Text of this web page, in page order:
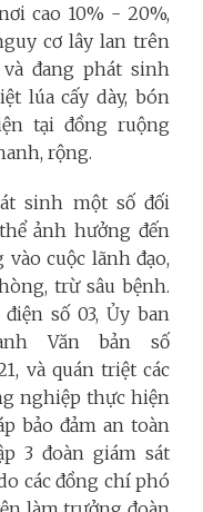
cao 10% - 20%,
cơ lây lan trên
đang phát sinh
lúa cấy dày, bón
tại đồng ruộng
rộng.
sinh một số đối
ảnh hưởng đến
cuộc lãnh đạo,
trừ sâu bệnh.
số 03, Ủy ban
Văn bản số
và quán triệt các
nghiệp thực hiện
bảo đảm an toàn
3 đoàn giám sát
các đồng chí phó